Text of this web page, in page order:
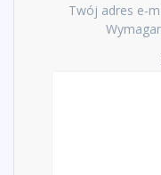
Twój adres e-